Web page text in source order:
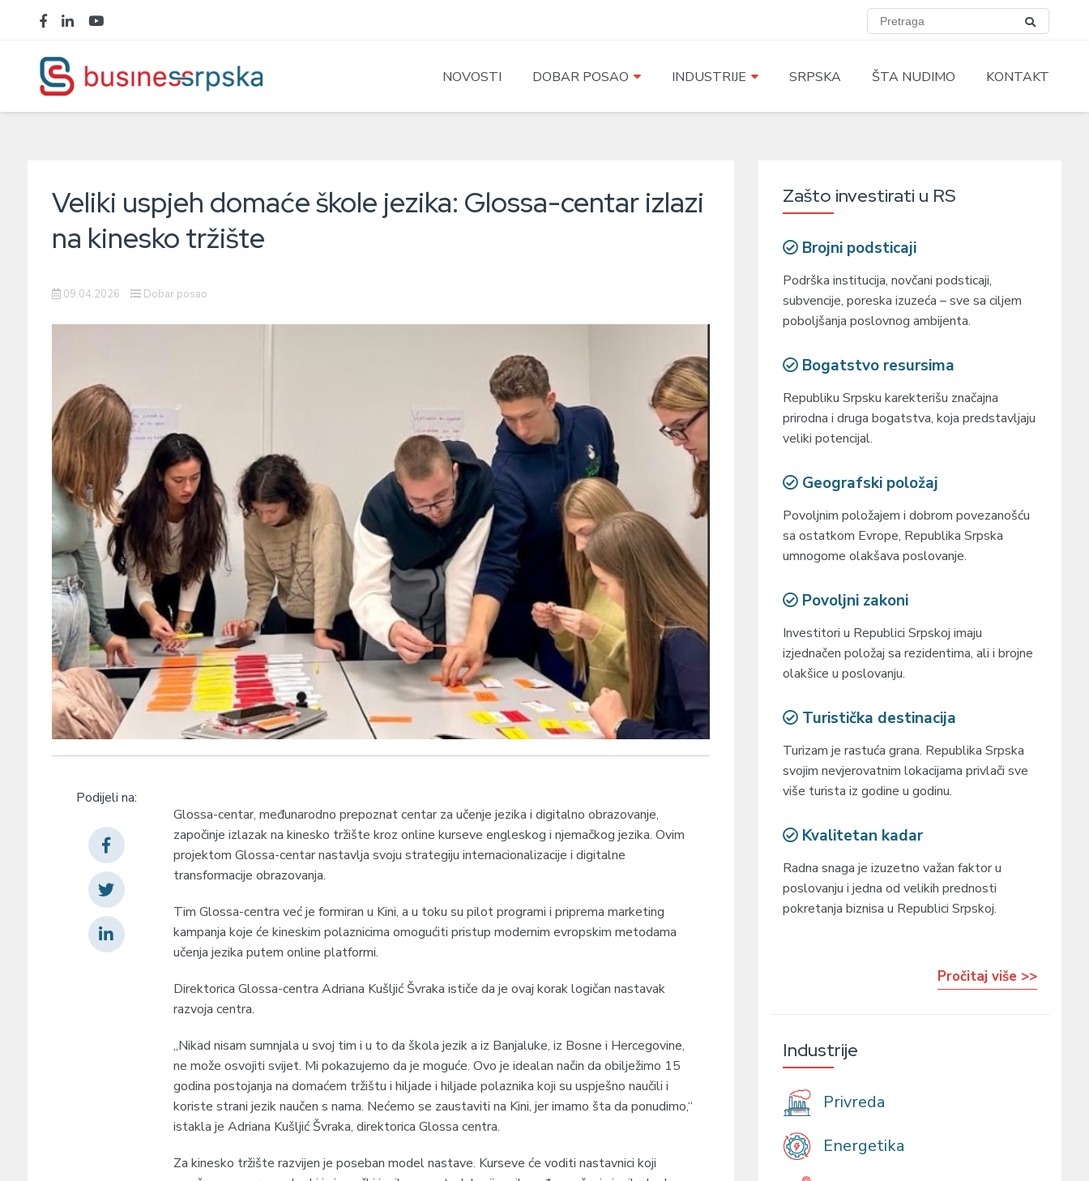
NOVOSTI DOBAR POSAO INDUSTRIJE SRPSKA ŠTA NUDIMO KONTAKT
Veliki uspjeh domaće škole jezika: Glossa-centar izlazi
na kinesko tržište
09.04.2026 Dobar posao
Podijeli na:
Glossa-centar, međunarodno prepoznat centar za učenje jezika i digitalno obrazovanje,
započinje izlazak na kinesko tržište kroz online kurseve engleskog i njemačkog jezika. Ovim
projektom Glossa-centar nastavlja svoju strategiju internacionalizacije i digitalne
transformacije obrazovanja.
Tim Glossa-centra već je formiran u Kini, a u toku su pilot programi i priprema marketing
kampanja koje će kineskim polaznicima omogućiti pristup modernim evropskim metodama
učenja jezika putem online platformi.
Direktorica Glossa-centra Adriana Kušljić Švraka ističe da je ovaj korak logičan nastavak
razvoja centra.
„Nikad nisam sumnjala u svoj tim i u to da škola jezik a iz Banjaluke, iz Bosne i Hercegovine,
ne može osvojiti svijet. Mi pokazujemo da je moguće. Ovo je idealan način da obilježimo 15
godina postojanja na domaćem tržištu i hiljade i hiljade polaznika koji su uspješno naučili i
koriste strani jezik naučen s nama. Nećemo se zaustaviti na Kini, jer imamo šta da ponudimo,“
istakla je Adriana Kušljić Švraka, direktorica Glossa centra.
Za kinesko tržište razvijen je poseban model nastave. Kurseve će voditi nastavnici koji
Zašto investirati u RS
Brojni podsticaji
Podrška institucija, novčani podsticaji,
subvencije, poreska izuzeća – sve sa ciljem
poboljšanja poslovnog ambijenta.
Bogatstvo resursima
Republiku Srpsku karekterišu značajna
prirodna i druga bogatstva, koja predstavljaju
veliki potencijal.
Geografski položaj
Povoljnim položajem i dobrom povezanošću
sa ostatkom Evrope, Republika Srpska
umnogome olakšava poslovanje.
Povoljni zakoni
Investitori u Republici Srpskoj imaju
izjednačen položaj sa rezidentima, ali i brojne
olakšice u poslovanju.
Turistička destinacija
Turizam je rastuća grana. Republika Srpska
svojim nevjerovatnim lokacijama privlači sve
više turista iz godine u godinu.
Kvalitetan kadar
Radna snaga je izuzetno važan faktor u
poslovanju i jedna od velikih prednosti
pokretanja biznisa u Republici Srpskoj.
Pročitaj više >>
Industrije
Privreda
Energetika